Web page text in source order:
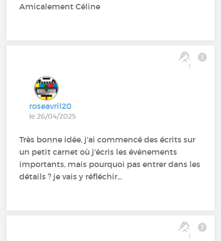
Amicalement Céline
1
roseavril20
le 26/04/2025
Très bonne idée, j'ai commencé des écrits sur
un petit carnet où j'écris les événements
importants, mais pourquoi pas entrer dans les
détails ? je vais y réfléchir...
1